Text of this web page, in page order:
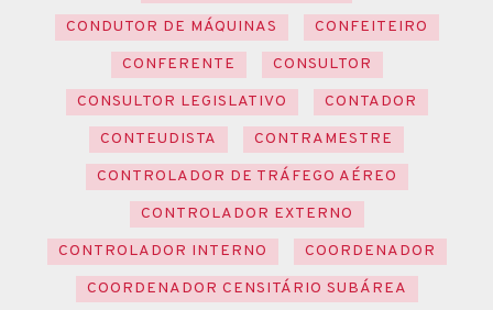
CONDUTOR DE MÁQUINAS
CONFEITEIRO
CONFERENTE
CONSULTOR
CONSULTOR LEGISLATIVO
CONTADOR
CONTEUDISTA
CONTRAMESTRE
CONTROLADOR DE TRÁFEGO AÉREO
CONTROLADOR EXTERNO
CONTROLADOR INTERNO
COORDENADOR
COORDENADOR CENSITÁRIO SUBÁREA